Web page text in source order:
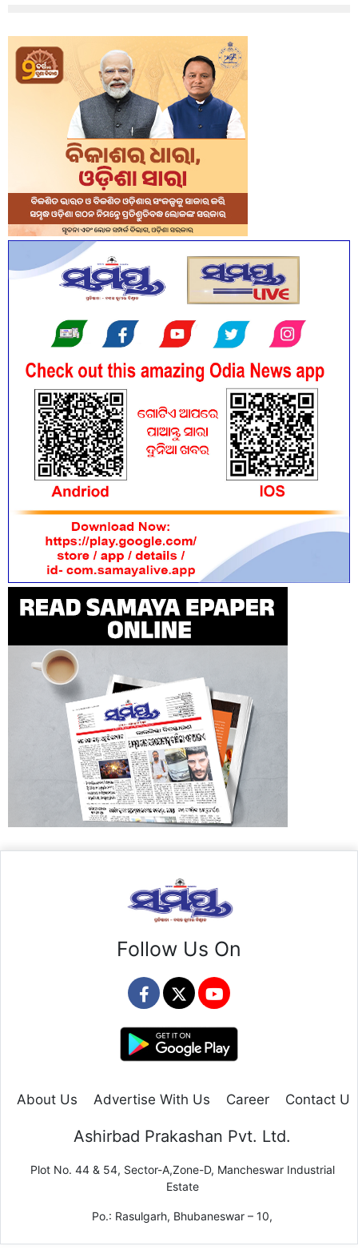
Follow Us On
About Us Advertise With Us Career Contact Us
Ashirbad Prakashan Pvt. Ltd.
Plot No. 44 & 54, Sector-A,Zone-D, Mancheswar Industrial
Estate
Po.: Rasulgarh, Bhubaneswar – 10,